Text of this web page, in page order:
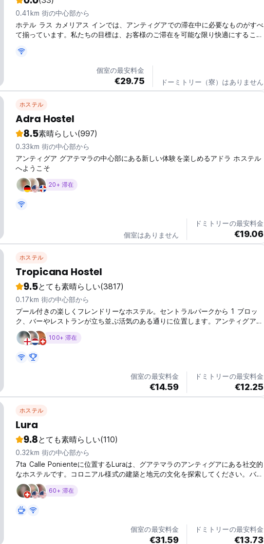
0.41km 街の中心部から
ホテル ラス カメリアス インでは、アンティグアでの滞在中に必要なものがすべ
て揃っています。私たちの目標は、お客様のご滞在を可能な限り快適にすること
個室の最安料金
€29.75 ドーミトリー（寮）はありません
ホステル
Adra Hostel
8.5素晴らしい(997)
0.33km 街の中心部から
アンティグア グアテマラの中心部にある新しい体験を楽しめるアドラ ホステル
へようこそ
20+ 滞在
個室はありません
ドミトリーの最安料金
€19.06
ホステル
Tropicana Hostel
9.5とても素晴らしい(3817)
0.17km 街の中心部から
プール付きの楽しくフレンドリーなホステル。セントラルパークから 1 ブロッ
ク、バーやレストランが立ち並ぶ活気のある通りに位置します。アンティグアで
の楽しい滞在にぜひお越しください。
100+ 滞在
個室の最安料金
€14.59
ドミトリーの最安料金
€12.25
ホステル
Lura
9.8とても素晴らしい(110)
0.32km 街の中心部から
7ta Calle Ponienteに位置するLuraは、グアテマラのアンティグアにある社交的
なホステルです。コロニアル様式の建築と地元の文化を探索してください。バッ
クパッカーに最適です。 (Auto-translated from original language)
60+ 滞在
個室の最安料金
€31.59
ドミトリーの最安料金
€13.73